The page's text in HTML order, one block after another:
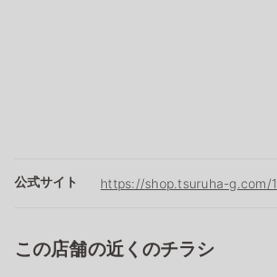
公式サイト https://shop.tsuruha-g.com/
この店舗の近くのチラシ